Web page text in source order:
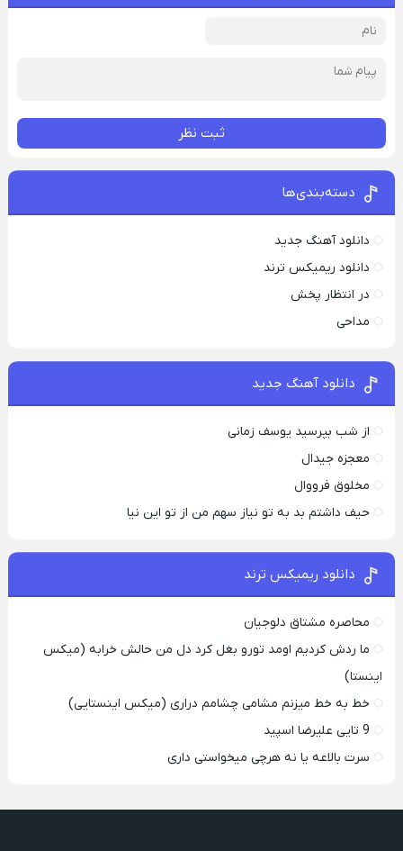
ثبت نظر
دسته‌بندی‌ها
دانلود آهنگ جدید
دانلود ریمیکس ترند
در انتظار پخش
مداحی
دانلود آهنگ جدید
از شب بپرسید یوسف زمانی
معجزه جیدال
مخلوق فرووال
حیف داشتم بد به تو نیاز سهم من از تو این نیا
دانلود ریمیکس ترند
محاصره مشتاق دلوجیان
ما ردش کردیم اومد تورو بغل کرد دل من حالش خرابه (میکس
اینستا)
خط به خط میزنم مشامی چشامم دراری (میکس اینستایی)
9 تایی علیرضا اسپید
سرت بالاعه یا نه هرچی میخواستی داری